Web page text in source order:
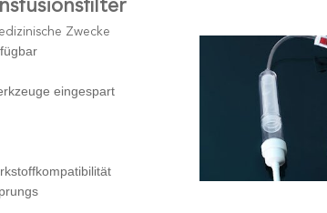
Zwecke
eingespart